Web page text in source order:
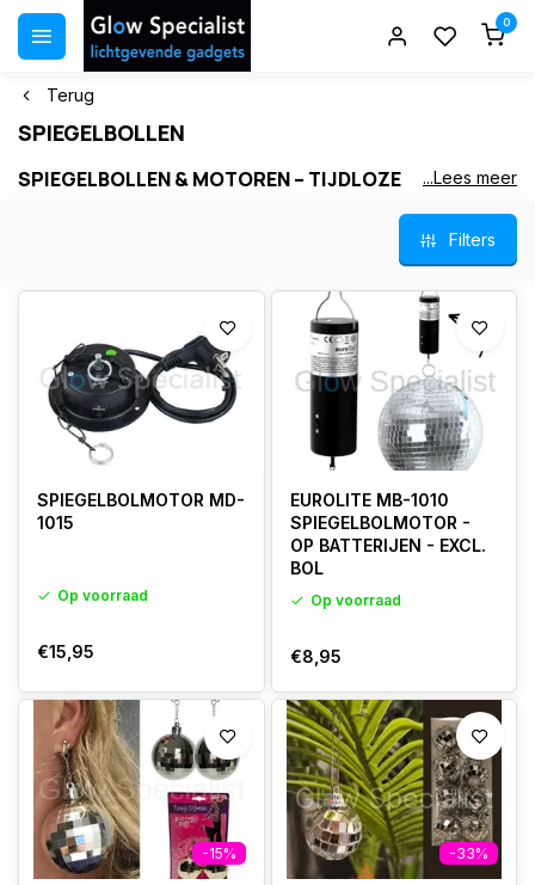
0
Terug
SPIEGELBOLLEN
SPIEGELBOLLEN & MOTOREN – TIJDLOZE
creëren op feest, dansvloer of podium .
Met de juiste motor en verlichting ontstaat een
bewegend,
sprankelend lichteffectdat perfect past bij DJ’s, thuisfeesten,
horeca en dansscholen .
...Lees meer
Filters
SPIEGELBOLMOTOR MD-
1015
Op voorraad
€15,95
EUROLITE MB-1010
SPIEGELBOLMOTOR -
OP BATTERIJEN - EXCL.
BOL
Op voorraad
€8,95
-15% -33%